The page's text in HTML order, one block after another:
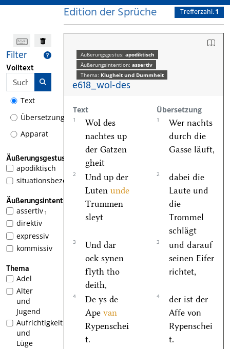
Filter
Volltext
Text
Übersetzung
Apparat
Äußerungsgestus
1
apodiktisch
situationsbezogen
Äußerungsintention
1
assertiv
direktiv
expressiv
kommissiv
Thema
Adel
Alter
und
Jugend
Aufrichtigkeit
und
Lüge
Edition der Sprüche Trefferzahl:1
Äußerungsgestus: apodiktisch
Äußerungsintention: assertiv
Thema: Klugheit und Dummheit
e618_wol-des
Text Übersetzung
1
Wol des
nachtes up
der Gatzen
gheit
1
Wer nachts
durch die
Gasse läuft,
2
Und up der
Luten unde
Trummen
sleyt
2
dabei die
Laute und
die
Trommel
schlägt
3
Und dar
ock synen
flyth tho
deith,
3
und darauf
seinen Eifer
richtet,
4
De ys de
Ape van
Rypenschei
t.
4
der ist der
Affe von
Rypenschei
t.